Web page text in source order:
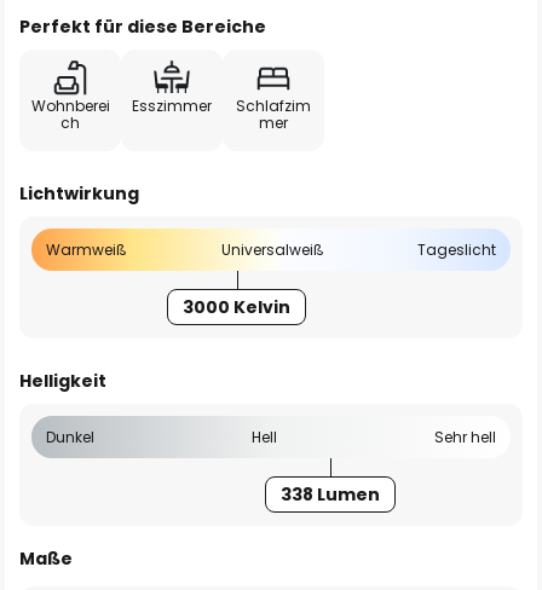
Perfekt für diese Bereiche
Wohnberei
ch
Esszimmer
Schlafzim
mer
Lichtwirkung
Warmweiß Universalweiß Tageslicht
3000 Kelvin
Helligkeit
Dunkel Hell Sehr hell
338 Lumen
Maße